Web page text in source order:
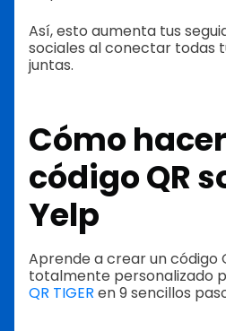
Así, esto aumenta tus
sociales al conectar todas
juntas.
Cómo
código QR
Yelp
Aprende a crear un código
totalmente personalizado
QR TIGER en 9 sencillos